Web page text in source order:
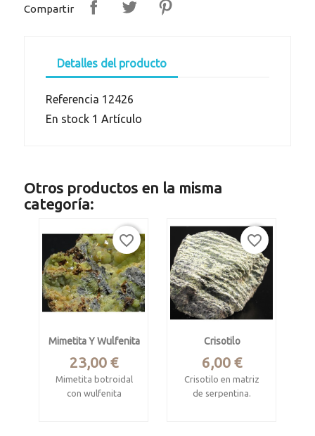
Compartir
Detalles del producto
Referencia 12426
En stock 1 Artículo
Otros productos en la misma
categoría:
Mimetita Y Wulfenita
Precio
23,00 €
Mimetita botroidal
con wulfenita
favorite_border
Crisotilo
Precio
6,00 €
Crisotilo en matriz
de serpentina.
favorite_border